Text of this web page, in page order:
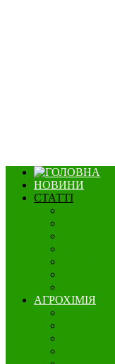
НОВИНИ
СТАТТІ
АГРОХІМІЯ